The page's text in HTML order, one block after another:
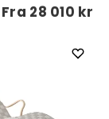
Fra 28 010 kr